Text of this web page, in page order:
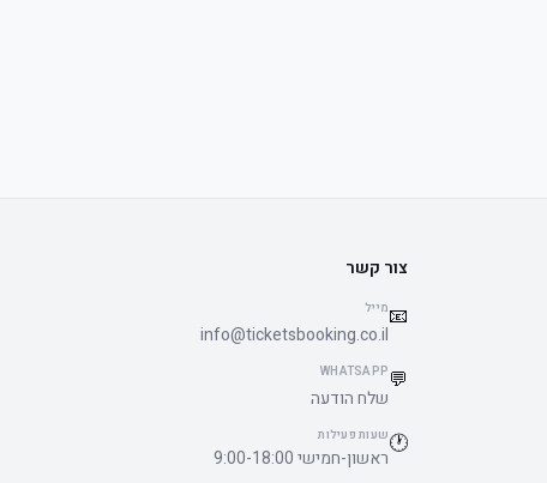
צור קשר
📧מייל
info@ticketsbooking.co.il
💬
WHATSAPP
שלח הודעה
🕐שעות פעילות
ראשון-חמישי 9:00-18:00